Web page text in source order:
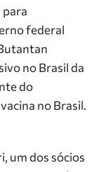
federal
no Brasil da
do
no Brasil.
um dos sócios